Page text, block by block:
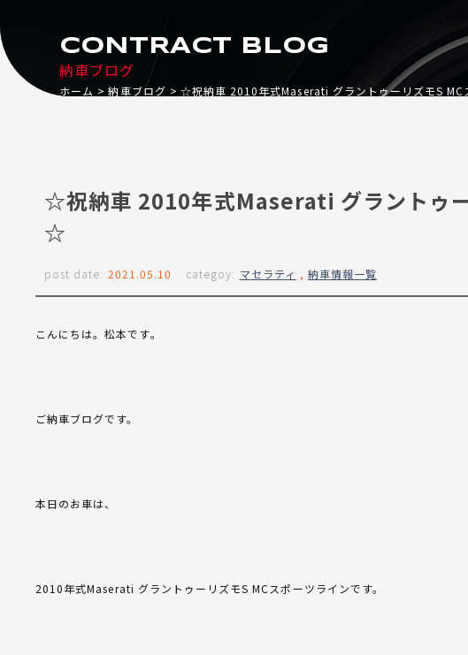
納車ブログ
CONTRACT BLOG
ホーム 納車ブログ ☆祝納車 2010年式Maserati グラントゥーリズモS
☆祝納車 2010年式Maserati グラントゥ
☆
post date: 2021.05.10 categoy: マセラティ , 納車情報一覧
こんにちは。松本です。
ご納車ブログです。
本日のお車は、
2010年式Maserati グラントゥーリズモS MCスポーツラインです。